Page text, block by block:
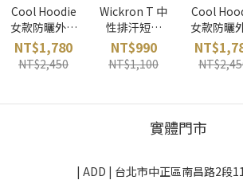
Cool Hoodie
女款防曬外套
(松石) mont-
bell 日本
NT$1,780
NT$2,450
Wickron T 中
性排汗短袖
(海軍藍)
mont-bell 日
本
NT$990
NT$1,100
Cool
女款防曬
(薰衣
mont-bell
本
實體門市
| ADD | 台北市中正區南昌路2段